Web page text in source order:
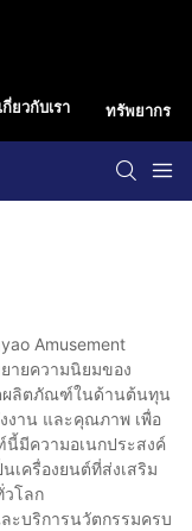
เกี่ยวกับเรา ทรัพยากร
Amusement
ายความนิยมของ
ตผลิตภัณฑ์ในด้านต้นทุน
งาน และคุณภาพ เพื่อ
มีความอเนกประสงค์
เครื่องยนต์ที่ส่งเสริม
โลก
ะบริการนวัตกรรมครบ